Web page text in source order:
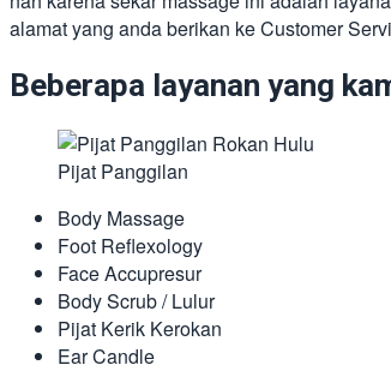
alamat yang anda berikan ke Customer
Beberapa layanan yang
Pijat Panggilan
Body Massage
Foot Reflexology
Face Accupresur
Body Scrub / Lulur
Pijat Kerik Kerokan
Ear Candle